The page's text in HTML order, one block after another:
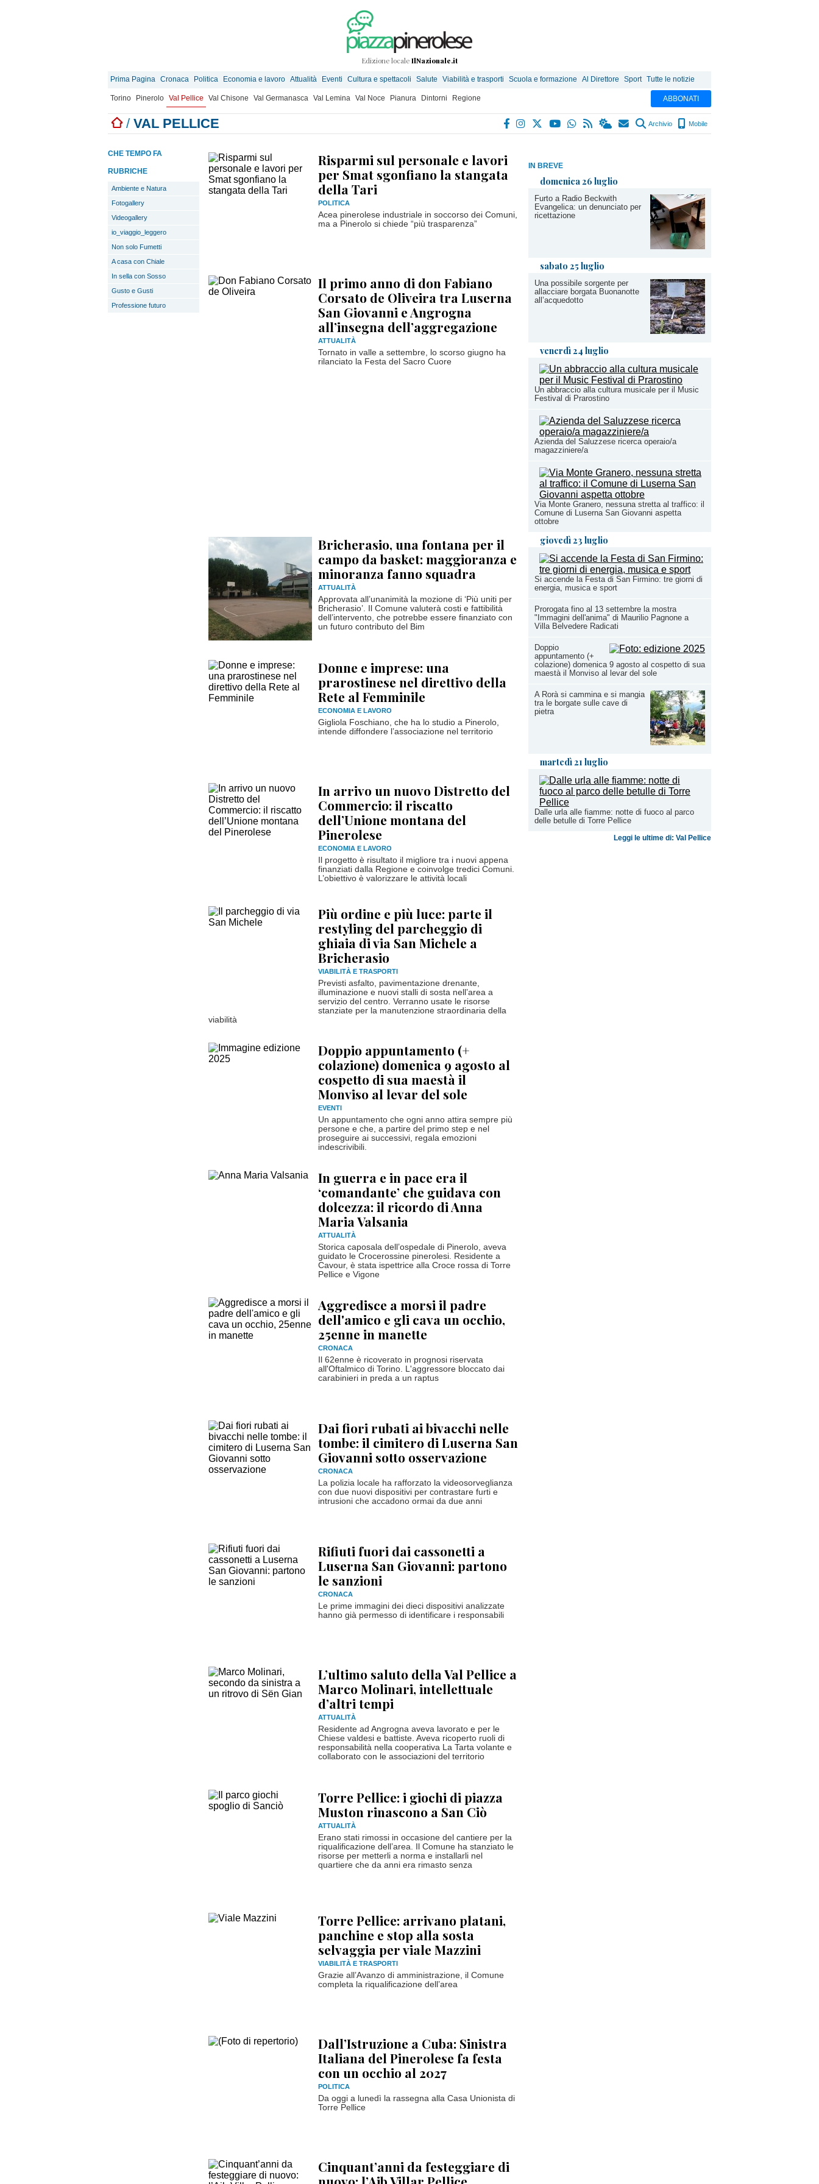
Edizione locale IlNazionale.it
Prima Pagina Cronaca Politica Economia e lavoro Attualità Eventi Cultura e spettacoli Salute Viabilità e trasporti Scuola e formazione Al Direttore Sport Tutte le notizie
Torino Pinerolo Val Pellice Val Chisone Val Germanasca Val Lemina Val Noce Pianura Dintorni Regione ABBONATI
/ VAL PELLICE Archivio Mobile
IN BREVE
domenica 26 luglio
Furto a Radio Beckwith
Evangelica: un denunciato per
ricettazione
sabato 25 luglio
Una possibile sorgente per
allacciare borgata Buonanotte
all’acquedotto
venerdì 24 luglio
Un abbraccio alla cultura musicale per il Music
Festival di Prarostino
Azienda del Saluzzese ricerca operaio/a
magazziniere/a
Via Monte Granero, nessuna stretta al traffico: il
Comune di Luserna San Giovanni aspetta
ottobre
giovedì 23 luglio
Si accende la Festa di San Firmino: tre giorni di
energia, musica e sport
Prorogata fino al 13 settembre la mostra
"Immagini dell'anima" di Maurilio Pagnone a
Villa Belvedere Radicati
Doppio
appuntamento (+
colazione) domenica 9 agosto al cospetto di sua
maestà il Monviso al levar del sole
A Rorà si cammina e si mangia
tra le borgate sulle cave di
pietra
martedì 21 luglio
Dalle urla alle fiamme: notte di fuoco al parco
delle betulle di Torre Pellice
Leggi le ultime di: Val Pellice
CHE TEMPO FA
RUBRICHE
Ambiente e Natura
Fotogallery
Videogallery
io_viaggio_leggero
Non solo Fumetti
A casa con Chiale
In sella con Sosso
Gusto e Gusti
Professione futuro
Risparmi sul personale e lavori
per Smat sgonfiano la stangata
della Tari
POLITICA
Acea pinerolese industriale in soccorso dei Comuni,
ma a Pinerolo si chiede “più trasparenza”
Il primo anno di don Fabiano
Corsato de Oliveira tra Luserna
San Giovanni e Angrogna
all’insegna dell’aggregazione
ATTUALITÀ
Tornato in valle a settembre, lo scorso giugno ha
rilanciato la Festa del Sacro Cuore
Bricherasio, una fontana per il
campo da basket: maggioranza e
minoranza fanno squadra
ATTUALITÀ
Approvata all’unanimità la mozione di ‘Più uniti per
Bricherasio’. Il Comune valuterà costi e fattibilità
dell’intervento, che potrebbe essere finanziato con
un futuro contributo del Bim
Donne e imprese: una
prarostinese nel direttivo della
Rete al Femminile
ECONOMIA E LAVORO
Gigliola Foschiano, che ha lo studio a Pinerolo,
intende diffondere l’associazione nel territorio
In arrivo un nuovo Distretto del
Commercio: il riscatto
dell’Unione montana del
Pinerolese
ECONOMIA E LAVORO
Il progetto è risultato il migliore tra i nuovi appena
finanziati dalla Regione e coinvolge tredici Comuni.
L’obiettivo è valorizzare le attività locali
Più ordine e più luce: parte il
restyling del parcheggio di
ghiaia di via San Michele a
Bricherasio
VIABILITÀ E TRASPORTI
Previsti asfalto, pavimentazione drenante,
illuminazione e nuovi stalli di sosta nell’area a
servizio del centro. Verranno usate le risorse
stanziate per la manutenzione straordinaria della
viabilità
Doppio appuntamento (+
colazione) domenica 9 agosto al
cospetto di sua maestà il
Monviso al levar del sole
EVENTI
Un appuntamento che ogni anno attira sempre più
persone e che, a partire del primo step e nel
proseguire ai successivi, regala emozioni
indescrivibili.
In guerra e in pace era il
‘comandante’ che guidava con
dolcezza: il ricordo di Anna
Maria Valsania
ATTUALITÀ
Storica caposala dell’ospedale di Pinerolo, aveva
guidato le Crocerossine pinerolesi. Residente a
Cavour, è stata ispettrice alla Croce rossa di Torre
Pellice e Vigone
Aggredisce a morsi il padre
dell'amico e gli cava un occhio,
25enne in manette
CRONACA
Il 62enne è ricoverato in prognosi riservata
all'Oftalmico di Torino. L'aggressore bloccato dai
carabinieri in preda a un raptus
Dai fiori rubati ai bivacchi nelle
tombe: il cimitero di Luserna San
Giovanni sotto osservazione
CRONACA
La polizia locale ha rafforzato la videosorveglianza
con due nuovi dispositivi per contrastare furti e
intrusioni che accadono ormai da due anni
Rifiuti fuori dai cassonetti a
Luserna San Giovanni: partono
le sanzioni
CRONACA
Le prime immagini dei dieci dispositivi analizzate
hanno già permesso di identificare i responsabili
L’ultimo saluto della Val Pellice a
Marco Molinari, intellettuale
d’altri tempi
ATTUALITÀ
Residente ad Angrogna aveva lavorato e per le
Chiese valdesi e battiste. Aveva ricoperto ruoli di
responsabilità nella cooperativa La Tarta volante e
collaborato con le associazioni del territorio
Torre Pellice: i giochi di piazza
Muston rinascono a San Ciò
ATTUALITÀ
Erano stati rimossi in occasione del cantiere per la
riqualificazione dell’area. Il Comune ha stanziato le
risorse per metterli a norma e installarli nel
quartiere che da anni era rimasto senza
Torre Pellice: arrivano platani,
panchine e stop alla sosta
selvaggia per viale Mazzini
VIABILITÀ E TRASPORTI
Grazie all’Avanzo di amministrazione, il Comune
completa la riqualificazione dell’area
Dall’Istruzione a Cuba: Sinistra
Italiana del Pinerolese fa festa
con un occhio al 2027
POLITICA
Da oggi a lunedì la rassegna alla Casa Unionista di
Torre Pellice
Cinquant’anni da festeggiare di